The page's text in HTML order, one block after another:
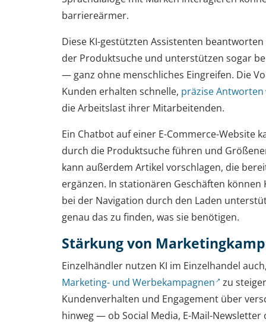
barriereärmer.
Diese KI-gestützten Assistenten
der Produktsuche und unterstützen sogar
— ganz ohne menschliches Eingreifen. Die
Kunden erhalten schnelle, präzise Antworten
die Arbeitslast ihrer Mitarbeitenden.
Ein Chatbot auf einer E-Commerce-Website
durch die Produktsuche führen und
kann außerdem Artikel vorschlagen, die
ergänzen. In stationären Geschäften können
bei der Navigation durch den Laden
genau das zu finden, was sie benötigen.
Stärkung von
Einzelhändler nutzen KI im Einzelhandel
Marketing- und Werbekampagnen
zu
Kundenverhalten und Engagement über
hinweg — ob Social Media, E-Mail-Newsletter